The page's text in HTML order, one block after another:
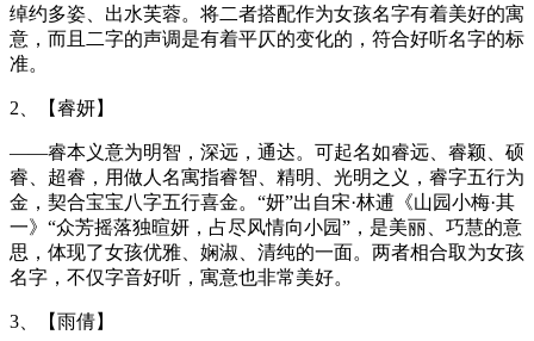
绰约多姿、出水芙蓉。将二者搭配作为女孩名字有着美好的寓
意，而且二字的声调是有着平仄的变化的，符合好听名字的标
准。
2、【睿妍】
——睿本义意为明智，深远，通达。可起名如睿远、睿颖、硕
睿、超睿，用做人名寓指睿智、精明、光明之义，睿字五行为
金，契合宝宝八字五行喜金。“妍”出自宋·林逋《山园小梅·其
一》“众芳摇落独暄妍，占尽风情向小园”，是美丽、巧慧的意
思，体现了女孩优雅、娴淑、清纯的一面。两者相合取为女孩
名字，不仅字音好听，寓意也非常美好。
3、【雨倩】